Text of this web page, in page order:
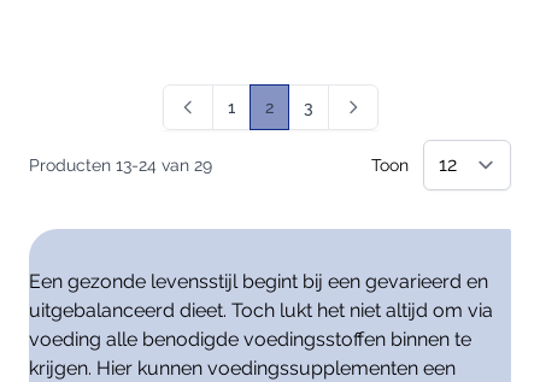
Producten 13-24 van 29
Pagina
1
U lees momenteel pagina
2
Pagina
3
Toon
Een gezonde levensstijl begint bij een gevarieerd en
uitgebalanceerd dieet. Toch lukt het niet altijd om via
voeding alle benodigde voedingsstoffen binnen te
krijgen. Hier kunnen voedingssupplementen een